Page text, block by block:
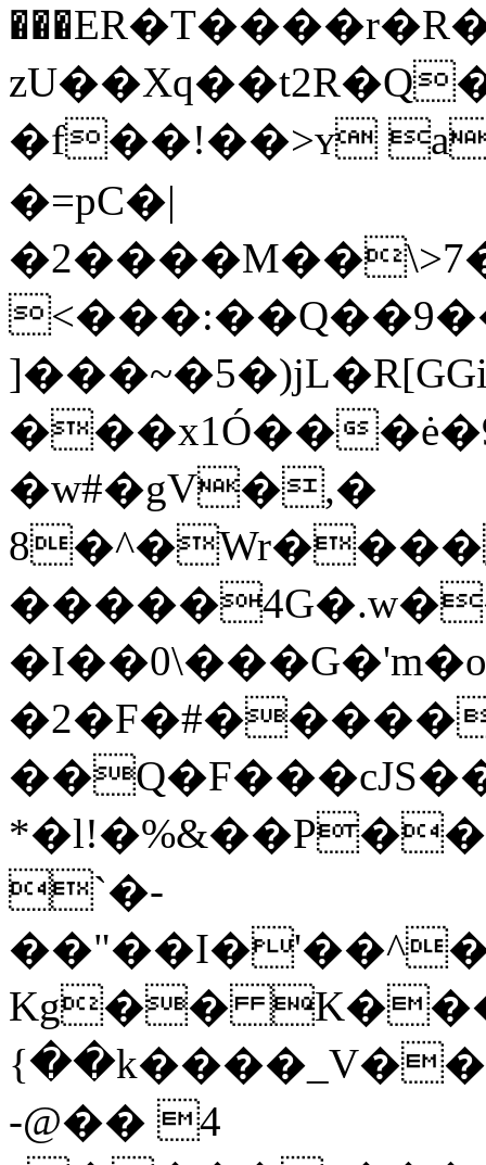
�f��!��>ʏ
�=pC�|
���x1Ó��
�w#�gV�,�
�I��0\���G�'m�o
`�-
Kg��
-@�� 4